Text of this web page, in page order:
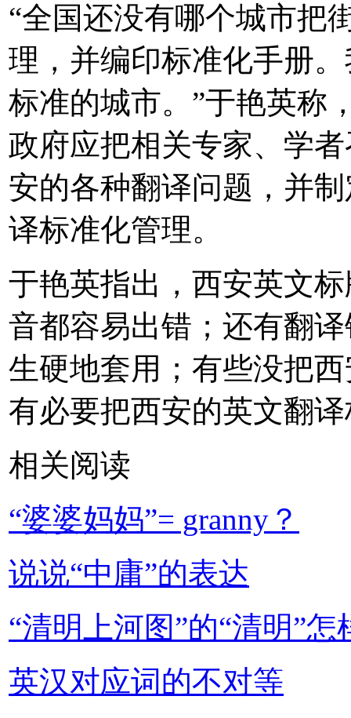
“全国还没有哪个城市把
理，并编印标准化手册
标准的城市。”于艳英称
政府应把相关专家、学
安的各种翻译问题，并
译标准化管理。
于艳英指出，西安英文
音都容易出错；还有翻
生硬地套用；有些没把
有必要把西安的英文翻
相关阅读
“婆婆妈妈”= granny？
说说“中庸”的表达
“清明上河图”的“清明”
英汉对应词的不对等